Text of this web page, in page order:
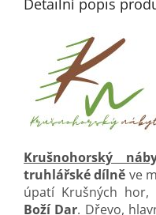
Detailní popis
Krušnohorský
truhlářské dílně ve
úpatí Krušných
Boží Dar. Dřevo,